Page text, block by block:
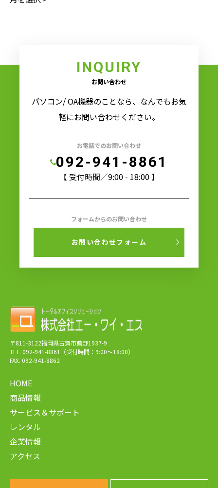
INQUIRY
お問い合わせ
パソコン/ OA機器のことなら、なんでもお気
軽にお問い合わせください。
お電話でのお問い合わせ
092-941-8861
【 受付時間／9:00 - 18:00 】
フォームからのお問い合わせ
お問い合わせフォーム
〒811-3122福岡県古賀市薦野1937-9
TEL. 092-941-8861（受付時間：9:00～18:00）
FAX. 092-941-8862
HOME
商品情報
サービス＆サポート
レンタル
企業情報
アクセス